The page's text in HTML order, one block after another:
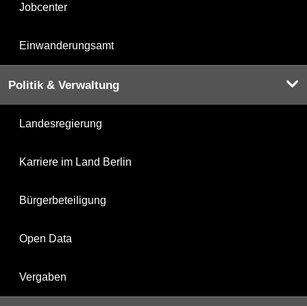
Jobcenter
Einwanderungsamt
Politik & Verwaltung
Landesregierung
Karriere im Land Berlin
Bürgerbeteiligung
Open Data
Vergaben